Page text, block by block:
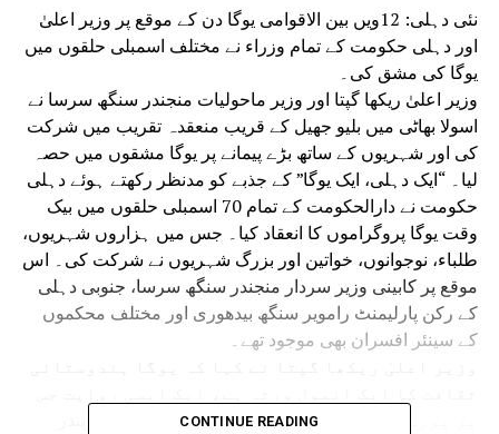
نئی دہلی: 12ویں بین الاقوامی یوگا دن کے موقع پر وزیر اعلیٰ
اور دہلی حکومت کے تمام وزراء نے مختلف اسمبلی حلقوں میں
یوگا کی مشق کی۔
وزیر اعلیٰ ریکھا گپتا اور وزیر ماحولیات منجندر سنگھ سرسا نے
اسولا بھاٹی میں بلیو جھیل کے قریب منعقدہ تقریب میں شرکت
کی اور شہریوں کے ساتھ بڑے پیمانے پر یوگا مشقوں میں حصہ
لیا۔ “ایک دہلی، ایک یوگا” کے جذبے کو مدنظر رکھتے ہوئے دہلی
حکومت نے دارالحکومت کے تمام 70 اسمبلی حلقوں میں بیک
وقت یوگا پروگراموں کا انعقاد کیا۔ جس میں ہزاروں شہریوں،
طلباء، نوجوانوں، خواتین اور بزرگ شہریوں نے شرکت کی۔ اس
موقع پر کابینی وزیر سردار منجندر سنگھ سرسا، جنوبی دہلی
کے رکن پارلیمنٹ رامویر سنگھ بیدھوری اور مختلف محکموں
کے سینئر افسران بھی موجود تھے۔
وزیر اعلیٰ ریکھا گپتا نے کہا کہ یوگا ہندوستانی
پر پورے ملک کو فخر ہے۔ 2014 میں وزیر اعظم نریندرCONTINUE READING